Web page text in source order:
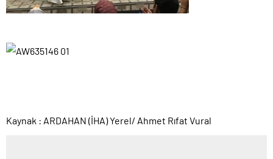
Kaynak : ARDAHAN (İHA) Yerel/ Ahmet Rıfat Vural